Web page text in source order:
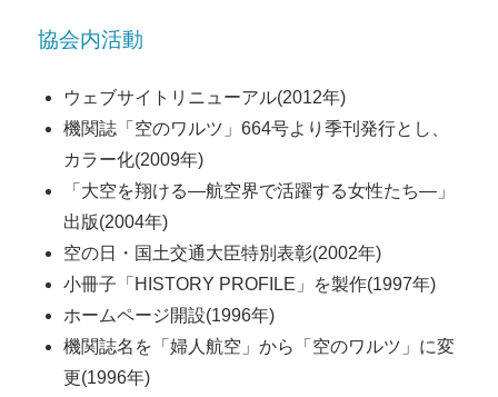
協会内活動
ウェブサイトリニューアル(2012年)
機関誌「空のワルツ」664号より季刊発行とし、
カラー化(2009年)
「大空を翔ける―航空界で活躍する女性たち―」
出版(2004年)
空の日・国土交通大臣特別表彰(2002年)
小冊子「HISTORY PROFILE」を製作(1997年)
ホームページ開設(1996年)
機関誌名を「婦人航空」から「空のワルツ」に変
更(1996年)